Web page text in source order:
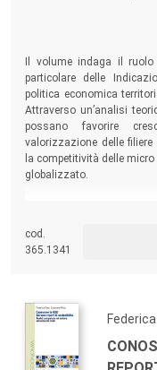
Il volume indaga il
particolare delle
politica economica
Attraverso un’analisi
possano favorire
valorizzazione delle
la competitività delle
globalizzato.
cod.
365.1341